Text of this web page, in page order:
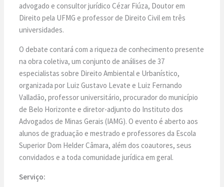
advogado e consultor jurídico Cézar Fiúza, Doutor em
Direito pela UFMG e professor de Direito Civil em três
universidades.
O debate contará com a riqueza de conhecimento presente
na obra coletiva, um conjunto de análises de 37
especialistas sobre Direito Ambiental e Urbanístico,
organizada por Luiz Gustavo Levate e Luiz Fernando
Valladão, professor universitário, procurador do município
de Belo Horizonte e diretor-adjunto do Instituto dos
Advogados de Minas Gerais (IAMG). O evento é aberto aos
alunos de graduação e mestrado e professores da Escola
Superior Dom Helder Câmara, além dos coautores, seus
convidados e a toda comunidade jurídica em geral.
Serviço: